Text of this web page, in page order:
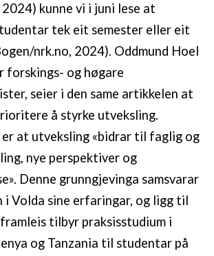
kunne vi i juni lese at
tek eit semester eller eit
nrk.no, 2024). Oddmund Hoel
forskings- og høgare
seier i den same artikkelen at
å styrke utveksling.
er at utveksling «bidrar til faglig og
nye perspektiver og
Denne grunngjevinga samsvarar
i Volda sine erfaringar, og ligg til
tilbyr praksisstudium i
og Tanzania til studentar på